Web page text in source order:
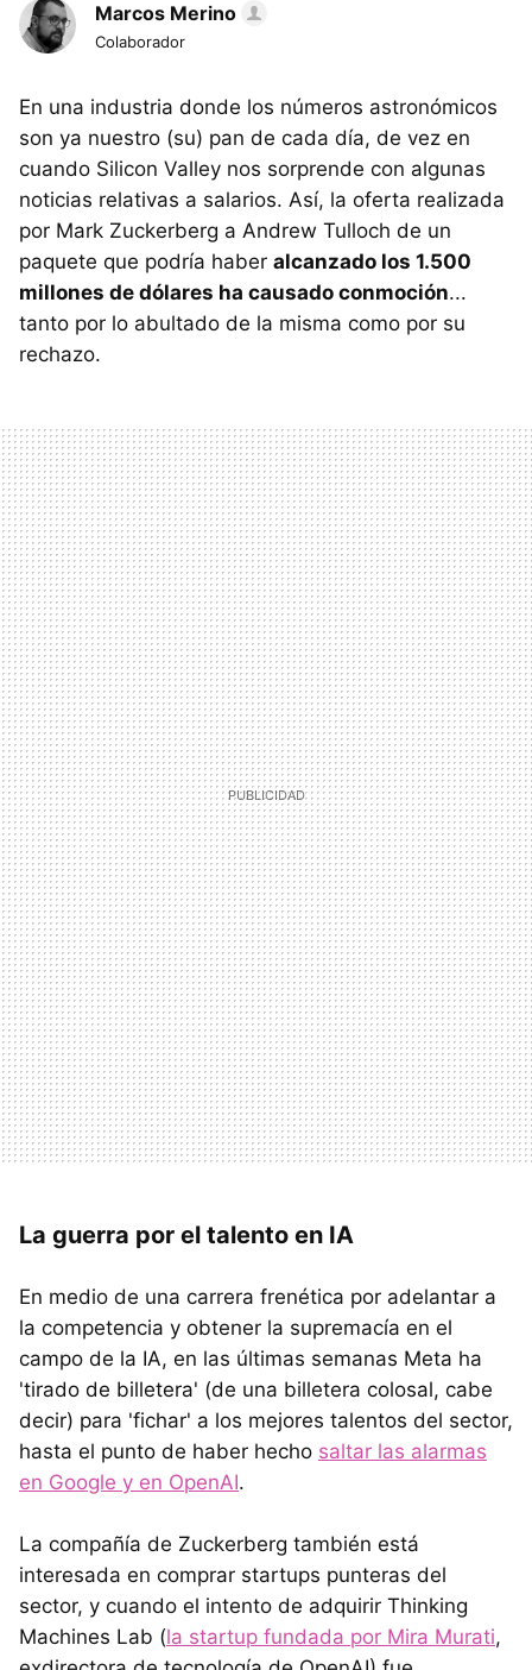
Marcos Merino
Colaborador
En una industria donde los números astronómicos
son ya nuestro (su) pan de cada día, de vez en
cuando Silicon Valley nos sorprende con algunas
noticias relativas a salarios. Así, la oferta realizada
por Mark Zuckerberg a Andrew Tulloch de un
paquete que podría haber alcanzado los 1.500
millones de dólares ha causado conmoción...
tanto por lo abultado de la misma como por su
rechazo.
La guerra por el talento en IA
En medio de una carrera frenética por adelantar a
la competencia y obtener la supremacía en el
campo de la IA, en las últimas semanas Meta ha
'tirado de billetera' (de una billetera colosal, cabe
decir) para 'fichar' a los mejores talentos del sector,
hasta el punto de haber hecho saltar las alarmas
en Google y en OpenAI.
La compañía de Zuckerberg también está
interesada en comprar startups punteras del
sector, y cuando el intento de adquirir Thinking
Machines Lab (la startup fundada por Mira Murati,